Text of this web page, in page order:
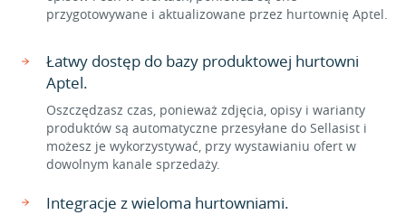
przygotowywane i aktualizowane przez hurtownię Aptel.
Łatwy dostęp do bazy produktowej hurtowni
Aptel.
Oszczędzasz czas, ponieważ zdjęcia, opisy i warianty
produktów są automatyczne przesyłane do Sellasist i
możesz je wykorzystywać, przy wystawianiu ofert w
dowolnym kanale sprzedaży.
Integracje z wieloma hurtowniami.